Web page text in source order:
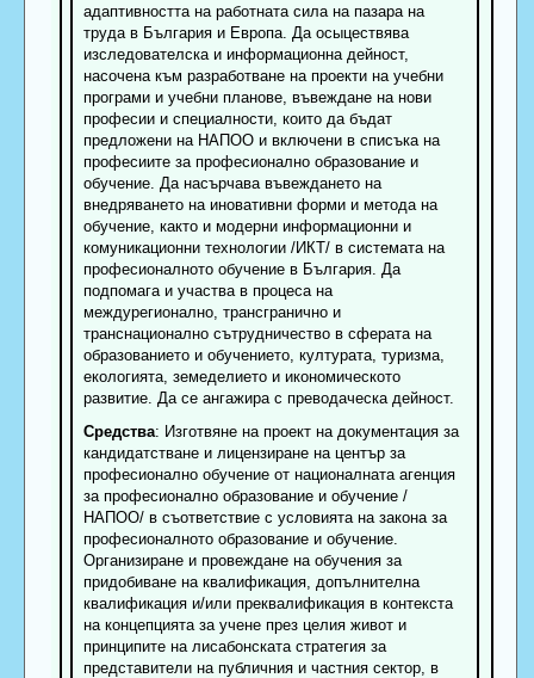
адаптивността на работната сила на пазара на
труда в България и Европа. Да осыцествява
изследователска и информационна дейност,
насочена към разработване на проекти на учебни
програми и учебни планове, въвеждане на нови
професии и специалности, които да бъдат
предложени на НАПОО и включени в списъка на
професиите за професионално образование и
обучение. Да насърчава въвеждането на
внедряването на иновативни форми и метода на
обучение, както и модерни информационни и
комуникационни технологии /ИКТ/ в системата на
професионалното обучение в България. Да
подпомага и участва в процеса на
междурегионално, трансгранично и
транснационално сътрудничество в сферата на
образованието и обучението, културата, туризма,
екологията, земеделието и икономическото
развитие. Да се ангажира с преводаческа дейност.
Средства: Изготвяне на проект на документация за
кандидатстване и лицензиране на център за
професионално обучение от националната агенция
за професионално образование и обучение /
НАПОО/ в съответствие с условията на закона за
професионалното образование и обучение.
Организиране и провеждане на обучения за
придобиване на квалификация, допълнителна
квалификация и/или преквалификация в контекста
на концепцията за учене през целия живот и
принципите на лисабонската стратегия за
представители на публичния и частния сектор, в